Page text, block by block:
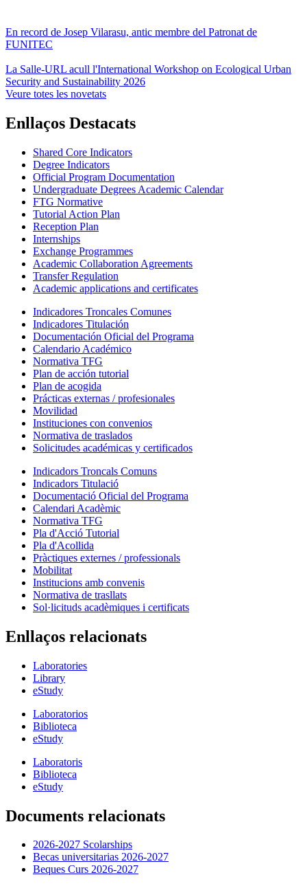
En record de Josep Vilarasu, antic membre del Patronat de
FUNITEC
La Salle-URL acull l'International Workshop on Ecological Urban
Security and Sustainability 2026
Veure totes les novetats
Enllaços Destacats
Shared Core Indicators
Degree Indicators
Official Program Documentation
Undergraduate Degrees Academic Calendar
FTG Normative
Tutorial Action Plan
Reception Plan
Internships
Exchange Programmes
Academic Collaboration Agreements
Transfer Regulation
Academic applications and certificates
Indicadores Troncales Comunes
Indicadores Titulación
Documentación Oficial del Programa
Calendario Académico
Normativa TFG
Plan de acción tutorial
Plan de acogida
Prácticas externas / profesionales
Movilidad
Instituciones con convenios
Normativa de traslados
Solicitudes académicas y certificados
Indicadors Troncals Comuns
Indicadors Titulació
Documentació Oficial del Programa
Calendari Acadèmic
Normativa TFG
Pla d'Acció Tutorial
Pla d'Acollida
Pràctiques externes / professionals
Mobilitat
Institucions amb convenis
Normativa de trasllats
Sol·licituds acadèmiques i certificats
Enllaços relacionats
Laboratories
Library
eStudy
Laboratorios
Biblioteca
eStudy
Laboratoris
Biblioteca
eStudy
Documents relacionats
2026-2027 Scolarships
Becas universitarias 2026-2027
Beques Curs 2026-2027